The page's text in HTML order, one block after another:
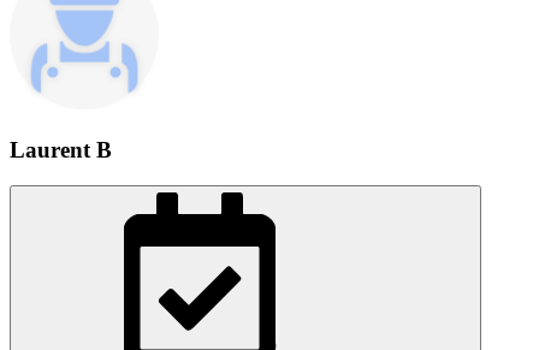
Laurent B